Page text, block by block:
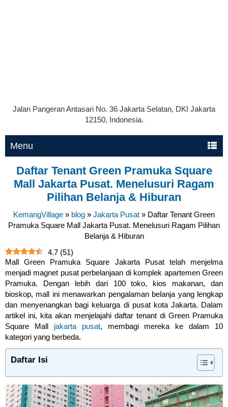
Jalan Pangeran Antasari No. 36 Jakarta Selatan, DKI Jakarta
12150, Indonesia.
Menu
Daftar Tenant Green Pramuka Square
Mall Jakarta Pusat. Menelusuri Ragam
Pilihan Belanja & Hiburan
KemangVillage » blog » Jakarta Pusat » Daftar Tenant Green
Pramuka Square Mall Jakarta Pusat. Menelusuri Ragam Pilihan
Belanja & Hiburan
4.7 (51)
Mall Green Pramuka Square Jakarta Pusat telah menjelma
menjadi magnet pusat perbelanjaan di komplek apartemen Green
Pramuka. Dengan lebih dari 100 toko, kios makanan, dan
bioskop, mall ini menawarkan pengalaman belanja yang lengkap
dan menyenangkan bagi keluarga di pusat kota Jakarta. Dalam
artikel ini, kita akan menjelajahi daftar tenant di Green Pramuka
Square Mall jakarta pusat, membagi mereka ke dalam 10
kategori yang berbeda.
Daftar Isi